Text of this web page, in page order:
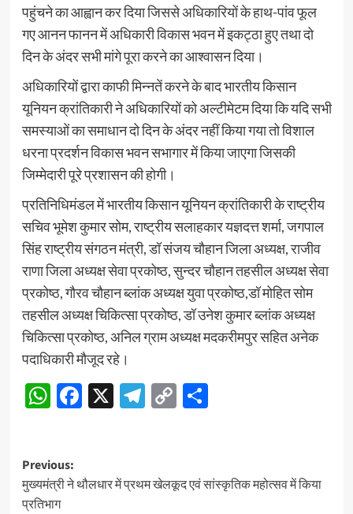
पहुंचने का आह्वान कर दिया जिससे अधिकारियों के हाथ-पांव फूल
गए आनन फानन में अधिकारी विकास भवन में इकट्ठा हुए तथा दो
दिन के अंदर सभी मांगे पूरा करने का आश्वासन दिया।
अधिकारियों द्वारा काफी मिन्नतें करने के बाद भारतीय किसान
यूनियन क्रांतिकारी ने अधिकारियों को अल्टीमेटम दिया कि यदि सभी
समस्याओं का समाधान दो दिन के अंदर नहीं किया गया तो विशाल
धरना प्रदर्शन विकास भवन सभागार में किया जाएगा जिसकी
जिम्मेदारी पूरे प्रशासन की होगी।
प्रतिनिधिमंडल में भारतीय किसान यूनियन क्रांतिकारी के राष्ट्रीय
सचिव भूमेश कुमार सोम, राष्ट्रीय सलाहकार यज्ञदत्त शर्मा, जगपाल
सिंह राष्ट्रीय संगठन मंत्री, डॉ संजय चौहान जिला अध्यक्ष, राजीव
राणा जिला अध्यक्ष सेवा प्रकोष्ठ, सुन्दर चौहान तहसील अध्यक्ष सेवा
प्रकोष्ठ, गौरव चौहान ब्लांक अध्यक्ष युवा प्रकोष्ठ,डॉ मोहित सोम
तहसील अध्यक्ष चिकित्सा प्रकोष्ठ, डॉ उनेश कुमार ब्लांक अध्यक्ष
चिकित्सा प्रकोष्ठ, अनिल ग्राम अध्यक्ष मदकरीमपुर सहित अनेक
पदाधिकारी मौजूद रहे।
WhatsApp
Facebook
X Telegram
CopyShare
Post
navigation
Previous:
मुख्यमंत्री ने थौलधार में प्रथम खेलकूद एवं सांस्कृतिक महोत्सव में किया
प्रतिभाग